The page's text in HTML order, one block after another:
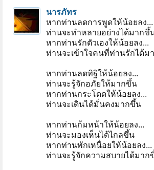
นารภัทร
หากท่านลดการพูดให้น้อยลง...
ท่านจะทำหลายอย่างได้มากขึ้
หากท่านรักตัวเองให้น้อยลง...
ท่านจะเข้าใจคนที่ท่านรักได้ม
หากท่านลดทิฐิให้น้อยลง...
ท่านจะรู้จักอภัยให้มากขึ้น
หากท่านกระโดดให้น้อยลง...
ท่านจะเดินได้มั่นคงมากขึ้น
หากท่านก้มหน้าให้น้อยลง...
ท่านจะมองเห็นได้ไกลขึ้น
หากท่านพักเหนื่อยให้น้อยลง...
ท่านจะรู้จักความสบายได้มาก